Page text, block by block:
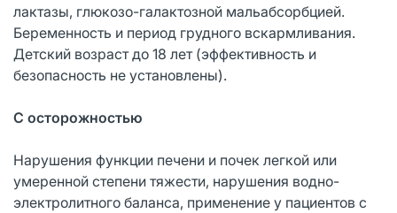
лактазы, глюкозо-галактозной мальабсорбцией.
Беременность и период грудного вскармливания.
Детский возраст до 18 лет (эффективность и
безопасность не установлены).
С осторожностью
Нарушения функции печени и почек легкой или
умеренной степени тяжести, нарушения водно-
электролитного баланса, применение у пациентов с